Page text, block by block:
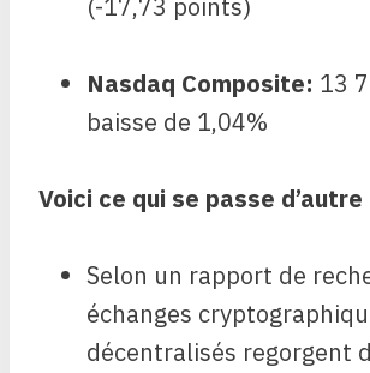
(-17,73 points)
Nasdaq Composite: 13
baisse de 1,04%
Voici ce qui se passe d’autre
Selon un rapport de
échanges
décentralisés regorgent